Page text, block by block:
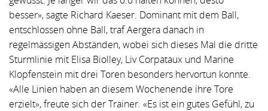
besser», sagte Richard Kaeser. Dominant mit dem Ball,
entschlossen ohne Ball, traf Aergera danach in
regelmässigen Abständen, wobei sich dieses Mal die dritte
Sturmlinie mit Elisa Biolley, Liv Corpataux und Marine
Klopfenstein mit drei Toren besonders hervortun konnte.
«Alle Linien haben an diesem Wochenende ihre Tore
erzielt», freute sich der Trainer. «Es ist ein gutes Gefühl, zu